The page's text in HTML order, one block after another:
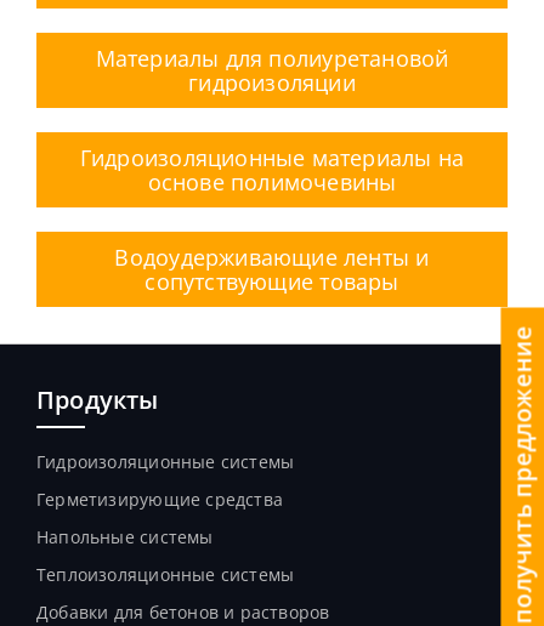
Материалы для полиуретановой
гидроизоляции
Гидроизоляционные материалы на
основе полимочевины
Водоудерживающие ленты и
сопутствующие товары
Продукты
Гидроизоляционные системы
Герметизирующие средства
Напольные системы
Теплоизоляционные системы
Добавки для бетонов и растворов
получить предложение